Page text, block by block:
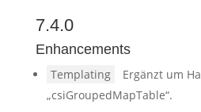
7.4.0
Enhancements
Templating
Ergänzt um
„csiGroupedMapTable“.